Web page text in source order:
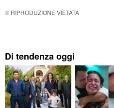
© RIPRODUZIONE VIETATA
Di tendenza oggi